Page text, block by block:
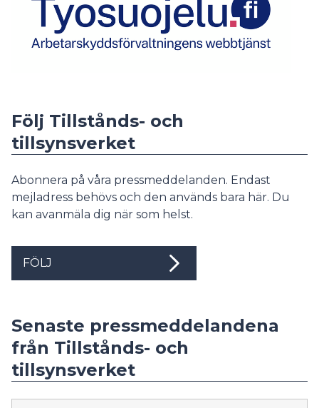
Följ Tillstånds- och
tillsynsverket
Abonnera på våra pressmeddelanden. Endast
mejladress behövs och den används bara här. Du
kan avanmäla dig när som helst.
FÖLJ
Senaste pressmeddelandena
från Tillstånds- och
tillsynsverket